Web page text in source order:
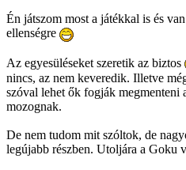
Én játszom most a játékkal is és
ellenségre
Az egyesüléseket szeretik az biztos
nincs, az nem keveredik. Illetve
szóval lehet ők fogják megmenteni
mozognak.
De nem tudom mit szóltok, de
legújabb részben. Utoljára a Goku